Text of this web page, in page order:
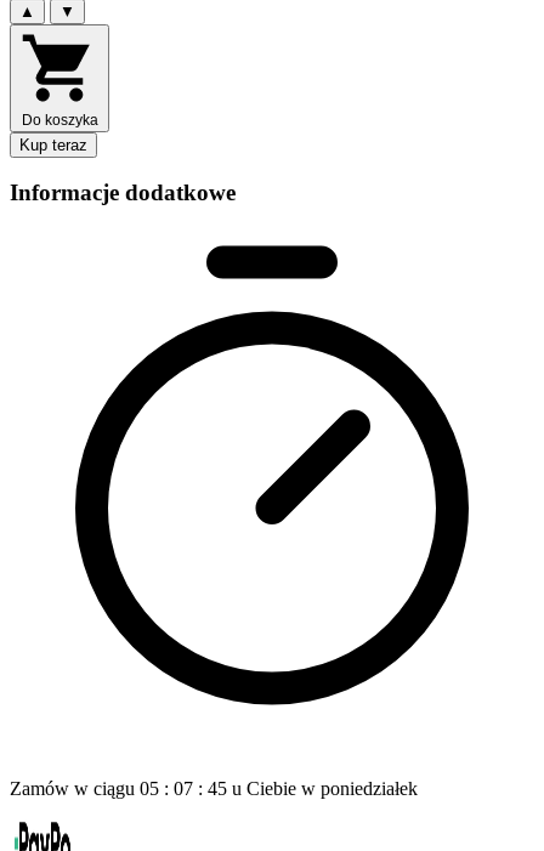
▲ ▼
Do koszyka
Kup teraz
Informacje dodatkowe
Zamów w ciągu 05 : 07 : 44 u Ciebie w poniedziałek